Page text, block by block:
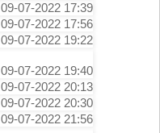
09-07-2022 17:39
09-07-2022 17:56
09-07-2022 19:22
09-07-2022 19:40
09-07-2022 20:13
09-07-2022 20:30
09-07-2022 21:56